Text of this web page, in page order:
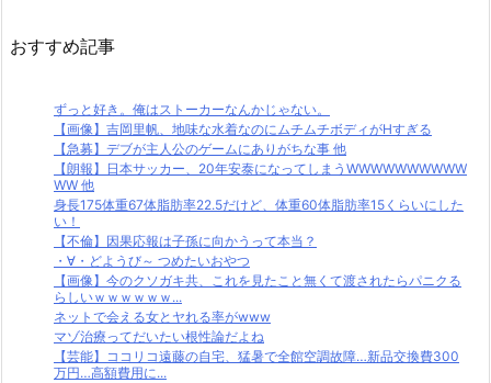
おすすめ記事
ずっと好き。俺はストーカーなんかじゃない。
【画像】吉岡里帆、地味な水着なのにムチムチボディがHすぎる
【急募】デブが主人公のゲームにありがちな事 他
【朗報】日本サッカー、20年安泰になってしまうWWWWWWWWWW
WW 他
身長175体重67体脂肪率22.5だけど、体重60体脂肪率15くらいにした
い！
【不倫】因果応報は子孫に向かうって本当？
・∀・どようび～ つめたいおやつ
【画像】今のクソガキ共、これを見たこと無くて渡されたらパニクる
らしいｗｗｗｗｗｗ...
ネットで会える女とヤれる率がwww
マゾ治療ってだいたい根性論だよね
【芸能】ココリコ遠藤の自宅、猛暑で全館空調故障…新品交換費300
万円…高額費用に...